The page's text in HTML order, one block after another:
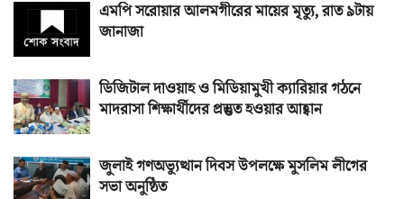
এমপি সরোয়ার আলমগীরের মায়ের মৃত্যু, রাত ৯টায়
জানাজা
ডিজিটাল দাওয়াহ ও মিডিয়ামুখী ক্যারিয়ার গঠনে
মাদরাসা শিক্ষার্থীদের প্রস্তুত হওয়ার আহ্বান
জুলাই গণঅভ্যুত্থান দিবস উপলক্ষে মুসলিম লীগের
সভা অনুষ্ঠিত